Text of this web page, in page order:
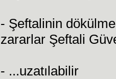
- Şeftalinin
zararlar Şeftali
- ...uzatılabilir